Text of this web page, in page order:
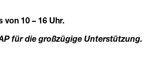
10 – 16 Uhr.
für die großzügige Unterstützung.